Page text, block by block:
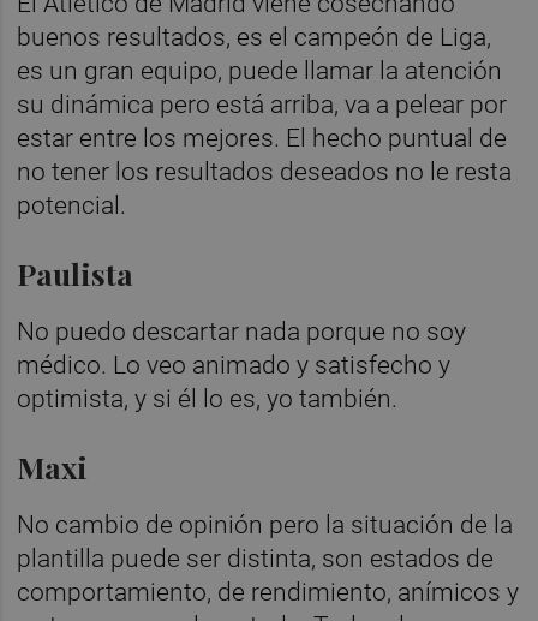
buenos resultados, es el campeón de Liga,
es un gran equipo, puede llamar la atención
su dinámica pero está arriba, va a pelear por
estar entre los mejores. El hecho puntual de
no tener los resultados deseados no le resta
potencial.
Paulista
No puedo descartar nada porque no soy
médico. Lo veo animado y satisfecho y
optimista, y si él lo es, yo también.
Maxi
No cambio de opinión pero la situación de la
plantilla puede ser distinta, son estados de
comportamiento, de rendimiento, anímicos y